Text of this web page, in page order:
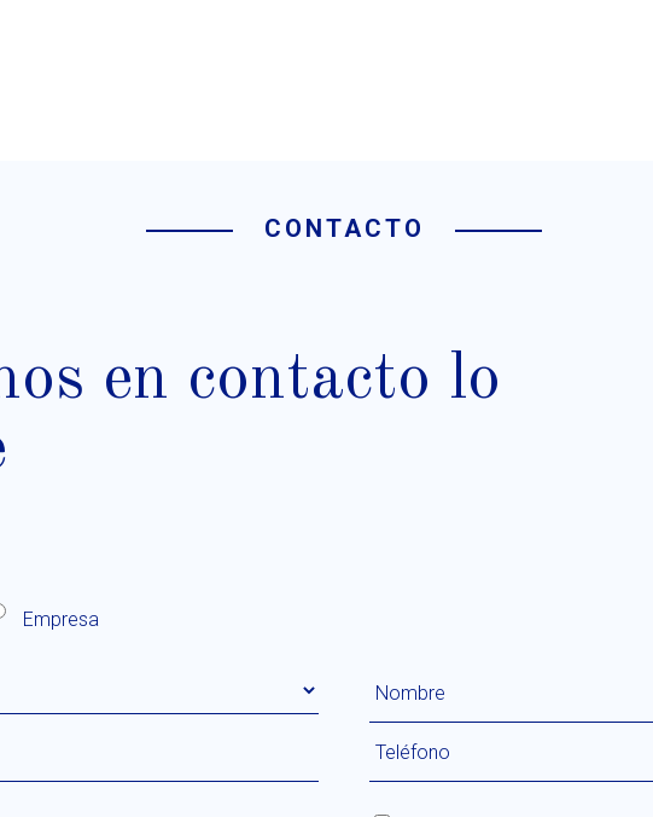
CONTACTO
en contacto lo
Empresa